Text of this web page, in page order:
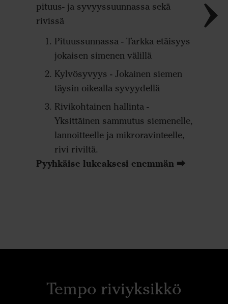
pituus- ja syvyyssuunnassa sekä
rivissä
Pituussunnassa - Tarkka etäisyys
jokaisen simenen välillä
Kylvösyvyys - Jokainen siemen
täysin oikealla syvyydellä
Rivikohtainen hallinta -
Yksittäinen sammutus siemenelle,
lannoitteelle ja mikroravinteelle,
rivi riviltä.
Pyyhkäise lukeaksesi enemmän ⮕
tarkan
Tempo riviyksikkö